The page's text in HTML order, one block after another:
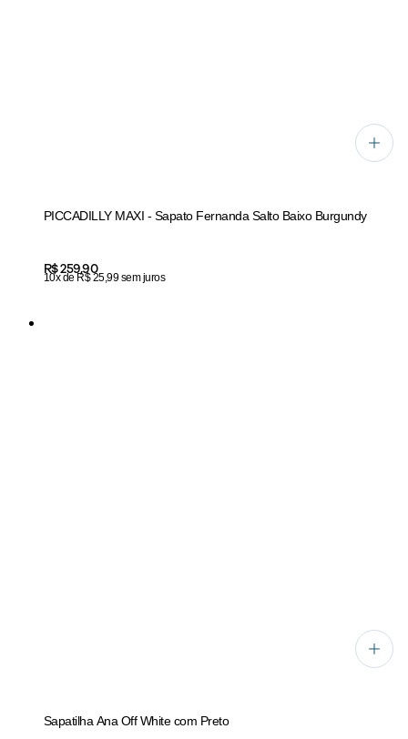
PICCADILLY MAXI - Sapato Fernanda Salto Baixo Burgundy
Price:
R$ 259,90
10x de R$ 25,99 sem juros
Sapatilha Ana Off White com Preto